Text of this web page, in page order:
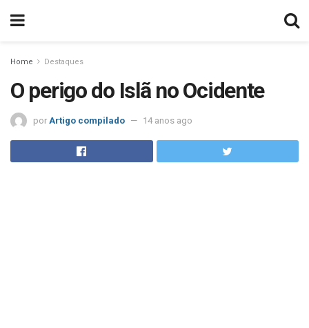
Home Destaques
O perigo do Islã no Ocidente
por Artigo compilado 14 anos ago